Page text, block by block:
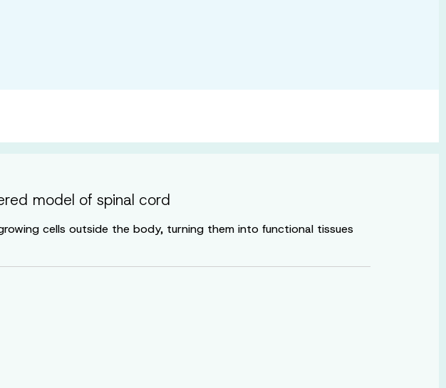
model of spinal cord
cells outside the body, turning them into functional tissues